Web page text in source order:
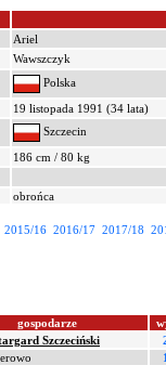
Ariel
Wawszczyk
Polska
19 listopada 1991 (34 lata)
Szczecin
186 cm / 80 kg
obrońca
2015/16 2016/17 2017/18
gospodarze
Szczeciński